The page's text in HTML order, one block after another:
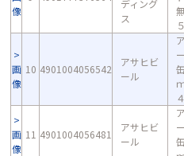
像
ディング
ス
画
像
10 4901004056542
アサヒビ
ール
４
画
像
11 4901004056481
アサヒビ
ール